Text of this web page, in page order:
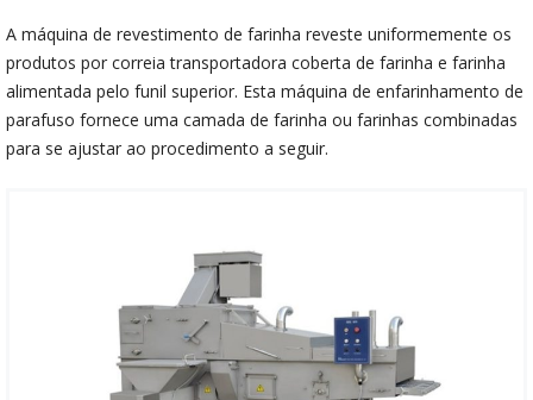
A máquina de revestimento de farinha reveste uniformemente os
produtos por correia transportadora coberta de farinha e farinha
alimentada pelo funil superior. Esta máquina de enfarinhamento de
parafuso fornece uma camada de farinha ou farinhas combinadas
para se ajustar ao procedimento a seguir.